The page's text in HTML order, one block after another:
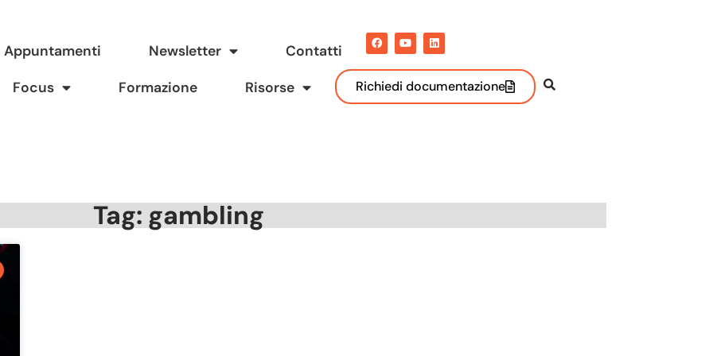
Appuntamenti Newsletter Contatti
Focus Formazione Risorse Richiedi documentazione
Tag: gambling